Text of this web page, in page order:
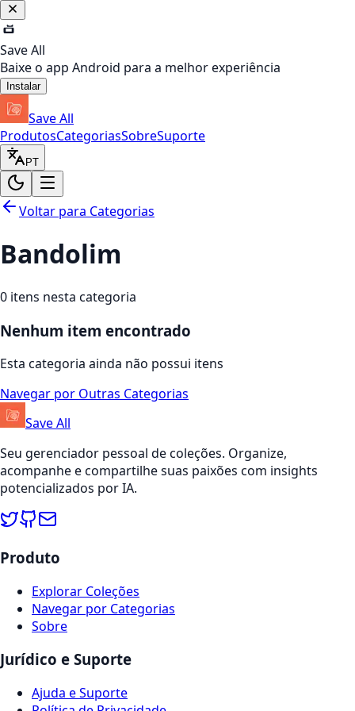
Save All
Baixe o app Android para a melhor experiência
Instalar
Save All
ProdutosCategoriasSobreSuporte
PT
Voltar para Categorias
Bandolim
0 itens nesta categoria
Nenhum item encontrado
Esta categoria ainda não possui itens
Navegar por Outras Categorias
Save All
Seu gerenciador pessoal de coleções. Organize,
acompanhe e compartilhe suas paixões com insights
potencializados por IA.
Produto
Explorar Coleções
Navegar por Categorias
Sobre
Jurídico e Suporte
Ajuda e Suporte